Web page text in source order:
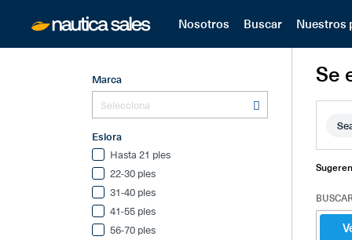
Nosotros Buscar Nuestros
Marca
Eslora
Hasta 21 pies
22-30 pies
31-40 pies
41-55 pies
56-70 pies
Se